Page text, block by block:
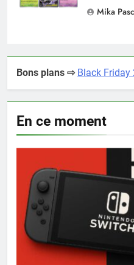
Mika
Bons plans ⇨ Black Friday
En ce moment